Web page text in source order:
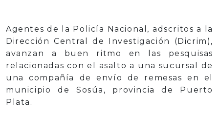
Agentes de la Policía Nacional, adscritos a la
Dirección Central de Investigación (Dicrim),
avanzan a buen ritmo en las pesquisas
relacionadas con el asalto a una sucursal de
una compañía de envío de remesas en el
municipio de Sosúa, provincia de Puerto
Plata.